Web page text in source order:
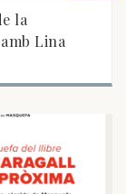
la
Lina